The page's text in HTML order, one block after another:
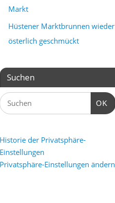
Markt
Hüstener Marktbrunnen wieder
österlich geschmückt
Suchen
OK
Historie der Privatsphäre-
Einstellungen
Privatsphäre-Einstellungen ändern